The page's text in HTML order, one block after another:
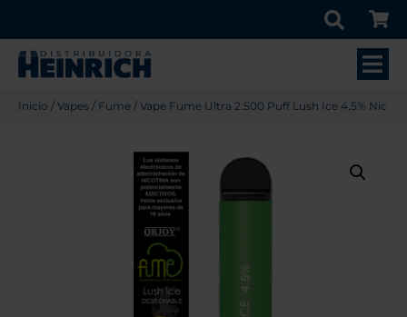
Inicio / Vapes / Fume / Vape Fume Ultra 2.500 Puff Lush Ice 4,5% Nic